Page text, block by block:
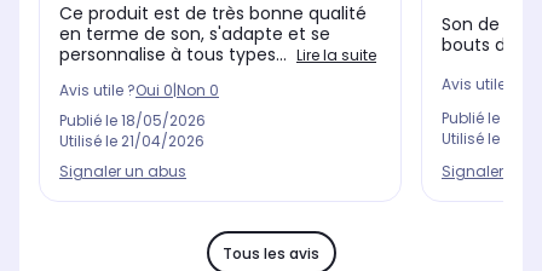
Ce produit est de très bonne qualité
en terme de son, s'adapte et se
personnalise à tous types... Lire la suite
Avis utile ?Oui 0|Non 0
Publié le18/05/2026
Utilisé le 21/04/2026
Signaler un abus
Son de
bouts
Avis utile ?
Publié le
Utilisé le
Signaler un
Tous les avis